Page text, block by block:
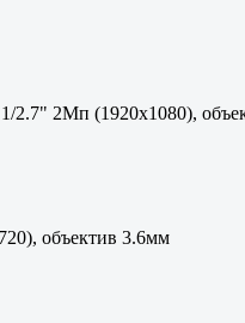
2.7" 2Мп (1920х1080),
объектив 3.6мм